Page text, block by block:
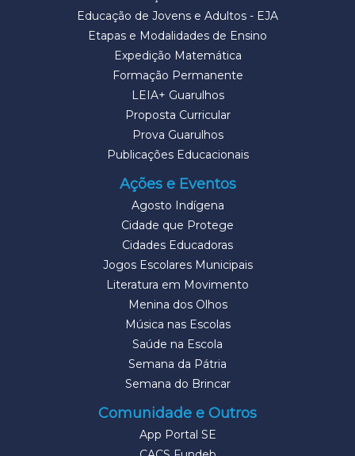
Educação de Jovens e Adultos - EJA
Etapas e Modalidades de Ensino
Expedição Matemática
Formação Permanente
LEIA+ Guarulhos
Proposta Curricular
Prova Guarulhos
Publicações Educacionais
Ações e Eventos
Agosto Indígena
Cidade que Protege
Cidades Educadoras
Jogos Escolares Municipais
Literatura em Movimento
Menina dos Olhos
Música nas Escolas
Saúde na Escola
Semana da Pátria
Semana do Brincar
Comunidade e Outros
App Portal SE